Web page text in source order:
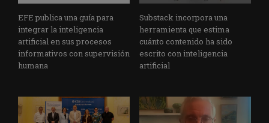
EFE publica una guía para
integrar la inteligencia
artificial en sus procesos
informativos con supervisión
humana
Substack incorpora una
herramienta que estima
cuánto contenido ha sido
escrito con inteligencia
artificial